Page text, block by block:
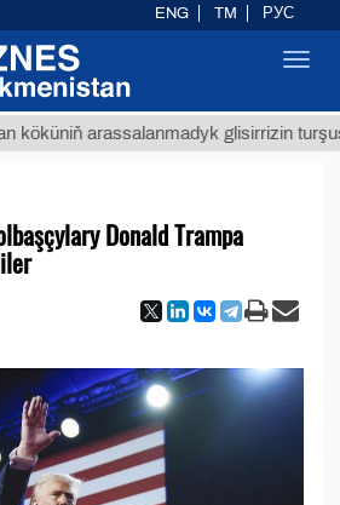
arassalanmadyk glisirrizin turşusy (t.)
Donald Trampa
ENG TM РУС